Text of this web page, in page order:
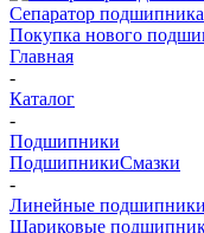
Сепаратор
Покупка нового
Главная
-
Каталог
-
Подшипники
ПодшипникиСмазки
-
Линейные подшипники
Шариковые